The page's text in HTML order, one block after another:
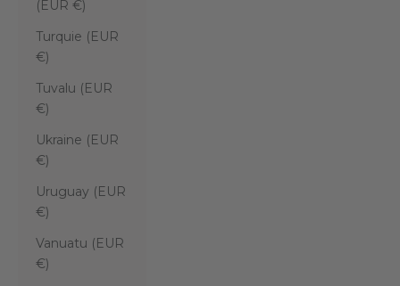
(EUR €)
Turquie (EUR
€)
Tuvalu (EUR
€)
Ukraine (EUR
€)
Uruguay (EUR
€)
Vanuatu (EUR
€)